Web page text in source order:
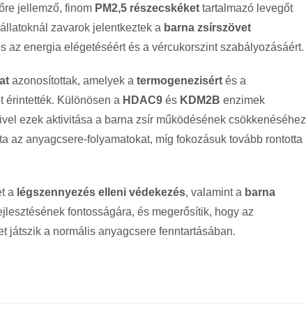
jellemző, finom PM2,5 részecskéket tartalmazó levegőt
zavarok jelentkeztek a barna zsírszövet
az energia elégetéséért és a vércukorszint szabályozásáért.
azonosítottak, amelyek a termogenezisért és a
érintették. Különösen a HDAC9 és KDM2B enzimek
ezek aktivitása a barna zsír működésének csökkenéséhez
az anyagcsere-folyamatokat, míg fokozásuk tovább rontotta
a légszennyezés elleni védekezés, valamint a barna
fontosságára, és megerősítik, hogy az
játszik a normális anyagcsere fenntartásában.